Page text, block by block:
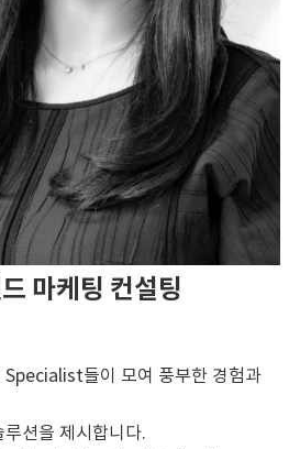
마케팅 컨설팅
Specialist들이 모여 풍부한 경험과
션을 제시합니다.